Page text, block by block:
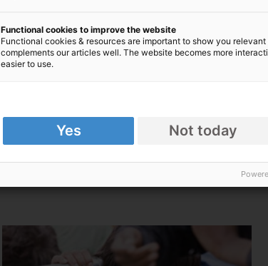
humanitäre Katastrophe, beginnt für die
Helfer ein Wettlauf gegen die Zeit. Sofort
läuft auch die Arbeit bei Aktion
Functional cookies to improve the website
Functional cookies & resources are important to show you
complements our articles well. The website becomes more
easier to use.
Yes Not today